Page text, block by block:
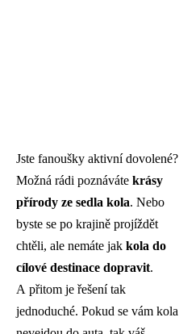
Jste fanoušky aktivní dovolené?
Možná rádi poznáváte krásy
přírody ze sedla kola. Nebo
byste se po krajině projíždět
chtěli, ale nemáte jak kola do
cílové destinace dopravit.
A přitom je řešení tak
jednoduché. Pokud se vám kola